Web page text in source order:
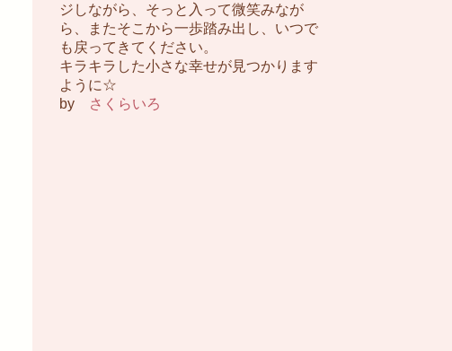
ジしながら、そっと入って微笑みなが
ら、またそこから一歩踏み出し、いつで
も戻ってきてください。
キラキラした小さな幸せが見つかります
ように☆
by
さくらいろ